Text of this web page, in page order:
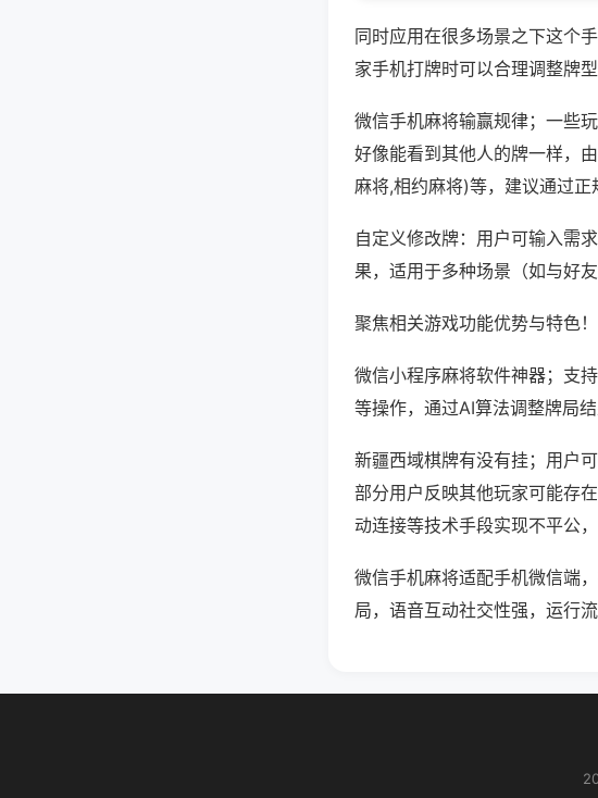
同时应用在很多场景之下这个
家手机打牌时可以合理调整牌
微信手机麻将输赢规律；一些
好像能看到其他人的牌一样，
麻将,相约麻将)等，建议通过正
自定义修改牌：用户可输入需
果，适用于多种场景（如与好
聚焦相关游戏功能优势与特色！
微信小程序麻将软件神器；支
等操作，通过AI算法调整牌局结
新疆西域棋牌有没有挂；用户可
部分用户反映其他玩家可能存
动连接等技术手段实现不平公，
微信手机麻将适配手机微信端
局，语音互动社交性强，运行